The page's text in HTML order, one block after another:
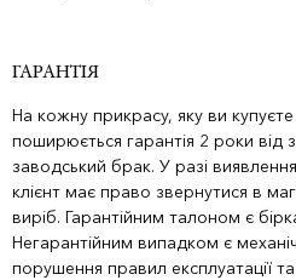
ГАРАНТІЯ
На кожну прикрасу, яку ви
поширюється гарантія 2 роки від
заводський брак. У разі
клієнт має право звернутися в
виріб. Гарантійним талоном є
Негарантійним випадком є
порушення правил експлуатації